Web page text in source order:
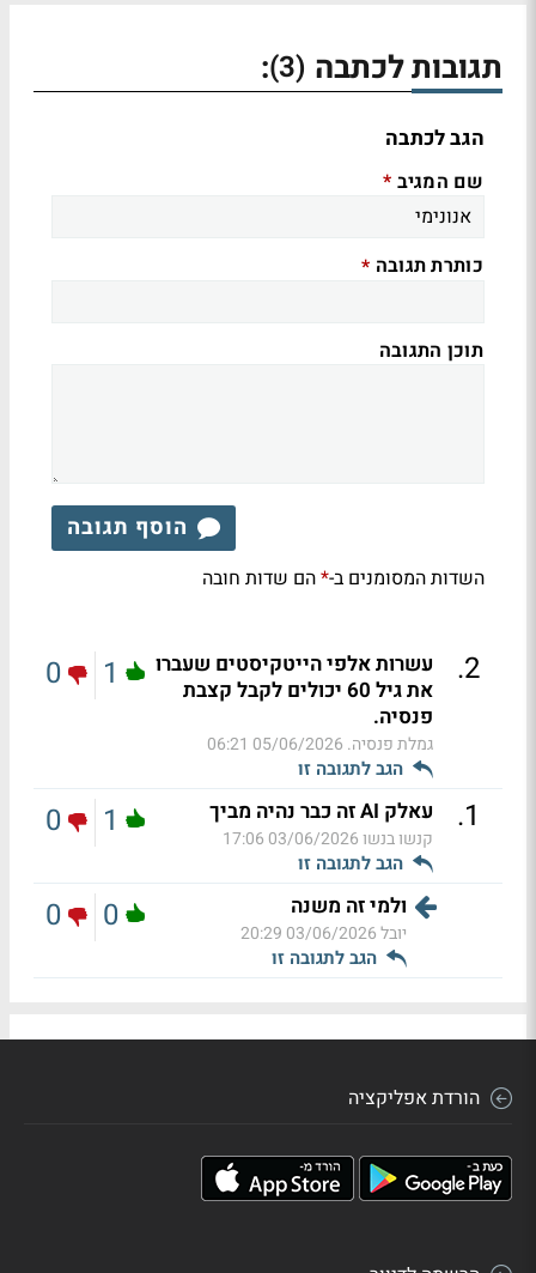
תגובות לכתבה (3)
:
הגב לכתבה
שם המגיב *
כותרת תגובה *
תוכן התגובה
הוסף תגובה
השדות המסומנים ב-*הם שדות חובה
2
.
עשרות אלפי הייטקיסטים שעברו
את גיל 60 יכולים לקבל קצבת
פנסיה.
גמלת פנסיה. 05/06/2026 06:21
הגב לתגובה זו
1
0
1
. עאלק AI זה כבר נהיה מביך
קנשו בנשו03/06/2026 17:06
הגב לתגובה זו
1
0
ולמי זה משנה
יובל03/06/2026 20:29
הגב לתגובה זו
0
0
הורדת אפליקציה